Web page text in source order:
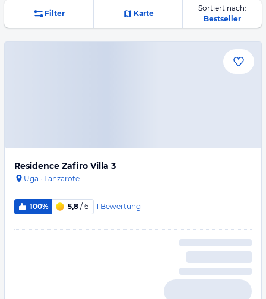
Filter Karte
Sortiert nach:
Bestseller
Residence Zafiro Villa 3
Uga · Lanzarote
100% 5,8 / 6 1 Bewertung